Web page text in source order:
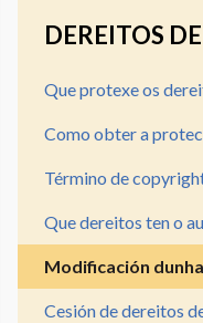
DEREITOS
Que protexe os
Como obter a
Término de
Que dereitos ten o
Modificación
Cesión de dereitos